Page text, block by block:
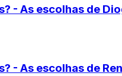
- As escolhas de
- As escolhas de